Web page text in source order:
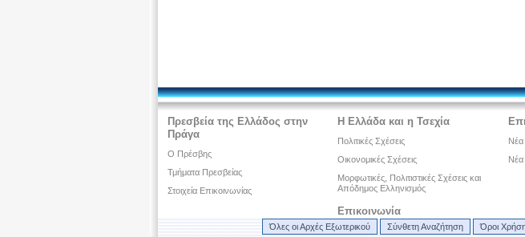
Πρεσβεία της Ελλάδος στην
Πράγα
Ο Πρέσβης
Τμήματα Πρεσβείας
Στοιχεία Επικοινωνίας
Η Ελλάδα και η Τσεχία
Πολιτικές Σχέσεις
Οικονομικές Σχέσεις
Μορφωτικές, Πολιτιστικές Σχέσεις και
Απόδημος Ελληνισμός
Νέα
Νέα
Επικοινωνία
Όλες οι Αρχές Εξωτερικού Σύνθετη Αναζήτηση Όροι